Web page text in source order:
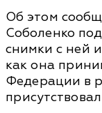
Об этом
Соболенко
снимки с ней
как она
Федерации в